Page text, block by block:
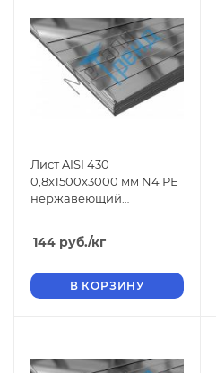
Лист AISI 430
0,8x1500x3000 мм N4 РЕ
нержавеющий
144 руб./кг
В КОРЗИНУ